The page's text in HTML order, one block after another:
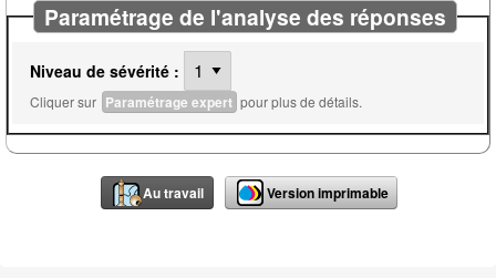
Paramétrage de l'analyse des réponses
Niveau de sévérité :
Cliquer sur Paramétrage expert pour plus de détails.
Au travail Version imprimable